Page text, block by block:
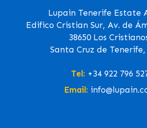
Lupain Tenerife Estate
Edifico Cristian Sur, Av. de
38650 Los
Santa Cruz de
Tel: +34 922 796
Email: